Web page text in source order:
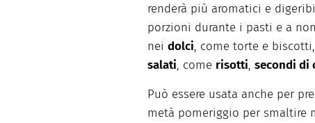
renderà più aromatici e
porzioni durante i pasti e a
nei dolci, come torte e
salati, come risotti, secondi di
Può essere usata anche per
metà pomeriggio per smaltire